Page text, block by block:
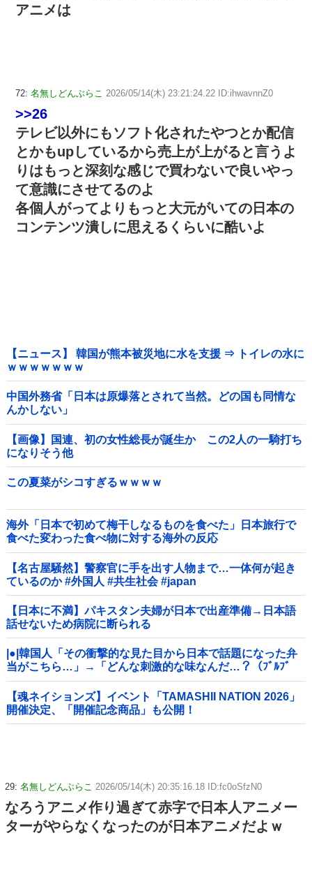
アニメは
72: 名無しどんぶらこ 2026/05/14(木) 23:21:24.22 ID:ihwavnnZ0
>>26
テレビ以外にもソフト化されたやつとか配信
とかもupしているから売上が上がると言うよ
りはもっと深刻な感じで買わないで良いやっ
て意識にさせてるのよ
各個人がってよりもっと大元がいての日本の
コンテンツ潰しに思えるくらいに酷いよ
【ニュース】 韓国が熊本被災地に水を支援 ⇒ トイレの水に
ｗｗｗｗｗｗｗ
中国外務省「日本は原爆落とされて当然。どの国も同情な
んかしない」
【画像】国連、初の女性総長が誕生か この2人の一騎打ち
になりそう他
この夏菜がシコすぎるｗｗｗｗ
海外「日本で初めて梅干しなるものを食べた」日本旅行で
食べた変わった食べ物に対する海外の反応
【名古屋騒然】警察官に手を出す人物まで…一体何が起き
ているのか #外国人 #共生社会 #japan
【日本に不満】パキスタン夫婦が日本で出産準備→日本語
話せないため病院に断られる
|●|韓国人「その衝撃的な見た目から日本で話題になった弁
当がこちら…」→「どんな刺激的な味なんだ…？（ﾌﾞﾙﾌﾞ
ﾙ」＝韓国の反応
【魂ネイションズ】イベント「TAMASHII NATION 2026」
開催決定、「開催記念商品」も公開！
29: 名無しどんぶらこ 2026/05/14(木) 20:35:16.18 ID:fc0oSfzN0
なろうアニメ作り過ぎて赤字で日本人アニメー
ターがやらなくなったのが日本アニメだよｗ